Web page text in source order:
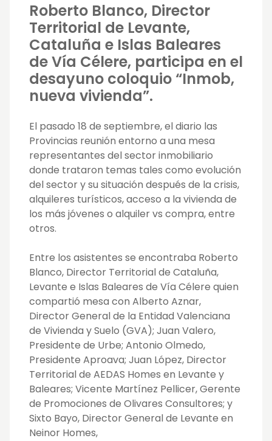
Roberto Blanco, Director
Territorial de Levante,
Cataluña e Islas Baleares
de Vía Célere, participa en el
desayuno coloquio “Inmob,
nueva vivienda”.
El pasado 18 de septiembre, el diario las
Provincias reunión entorno a una mesa
representantes del sector inmobiliario
donde trataron temas tales como evolución
del sector y su situación después de la crisis,
alquileres turísticos, acceso a la vivienda de
los más jóvenes o alquiler vs compra, entre
otros.
Entre los asistentes se encontraba Roberto
Blanco, Director Territorial de Cataluña,
Levante e Islas Baleares de Vía Célere quien
compartió mesa con Alberto Aznar,
Director General de la Entidad Valenciana
de Vivienda y Suelo (GVA); Juan Valero,
Presidente de Urbe; Antonio Olmedo,
Presidente Aproava; Juan López, Director
Territorial de AEDAS Homes en Levante y
Baleares; Vicente Martínez Pellicer, Gerente
de Promociones de Olivares Consultores; y
Sixto Bayo, Director General de Levante en
Neinor Homes,